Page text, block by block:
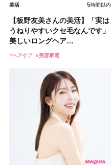
美活 5時間以内
【板野友美さんの美活】「実は
うねりやすいクセ毛なんです」
美しいロングヘア…
#ヘアケア #美容家電
スキンケア 2026.08.05
【クリスマスコフレ2026】ク
リニークのホリデーコフレを一
挙紹介！ 人気…
#クリスマスコフレ #チーク
メイク 3時間以内
【セザンヌ】新作パールグロウ
ハイライトNのスウォッチ＆口
コミを紹介！ ツ…
#新作コスメ #プチプラコスメ
【2026夏】「香水・フレグラ
ンス」ランキングTOP5！＜美
容マニア・マ…
#シャネル(CHANEL) #フレグランス
美活 2026.08.06
【2026夏】「歯磨き粉・オー
ラルケア」ランキングTOP5！
＜美容マニア…
#ベストコスメ #ランキング
ヘア 2026.08.07
【40代向けミディアム】ワンカ
ールで決まる！ 大人のふんわ
りレイヤースタ…
#ヘアスタイル #ヘアカタログ
ライフスタイル 2026.08.03
【読者プレゼント】羽の見えな
いハンディファン
「baramood」を3名様…
#プレゼント #美容家電
ライフスタイル 5時間以内
【2026年最新】3泊4日宮古島
旅行・観光モデルプラン｜子連
れもおすすめ…
#フェイスパック #パック